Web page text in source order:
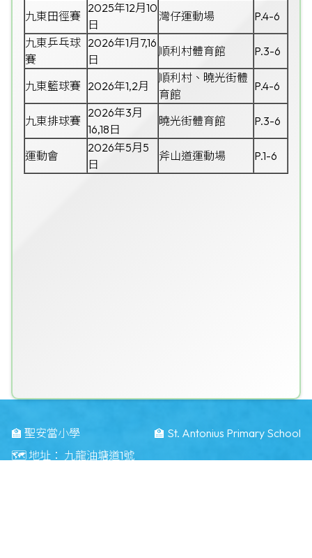
九東田徑賽
2025年12月10
日
灣仔運動場
P.4-6
九東乒乓球
賽
2026年1月7,16
日
順利村體育館 P.3-6
九東籃球賽 2026年1,2月
順利村、曉光街體
育館
P.4-6
九東排球賽
2026年3月
16,18日
曉光街體育館 P.3-6
運動會
2026年5月5
日
斧山道運動場 P.1-6
🏫 聖安當小學
🏫 St. Antonius Primary School
🗺️ 地址： 九龍油塘道1號